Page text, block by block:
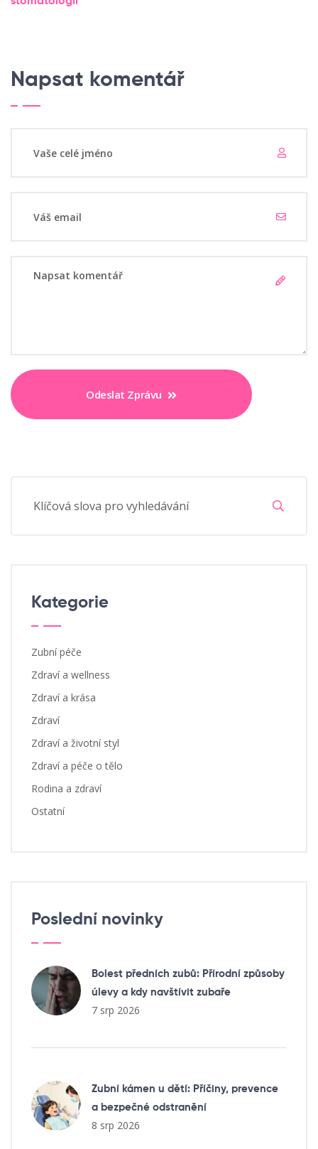
Napsat komentář
Odeslat Zprávu
Kategorie
Zubní péče
Zdraví a wellness
Zdraví a krása
Zdraví
Zdraví a životní styl
Zdraví a péče o tělo
Rodina a zdraví
Ostatní
Poslední novinky
Bolest předních zubů: Přírodní způsoby
úlevy a kdy navštívit zubaře
7 srp 2026
Zubní kámen u dětí: Příčiny, prevence
a bezpečné odstranění
8 srp 2026